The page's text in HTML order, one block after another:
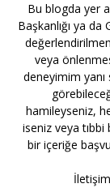
Bu blogda yer
Başkanlığı ya da
veya
deneyimim
hamileyseniz,
iseniz veya
bir içeriğe